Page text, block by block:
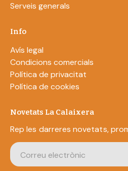
Serveis generals
Info
Avís legal
Condicions comercials
Política de privacitat
Política de cookies
Novetats La Calaixera
Rep les darreres novetats,